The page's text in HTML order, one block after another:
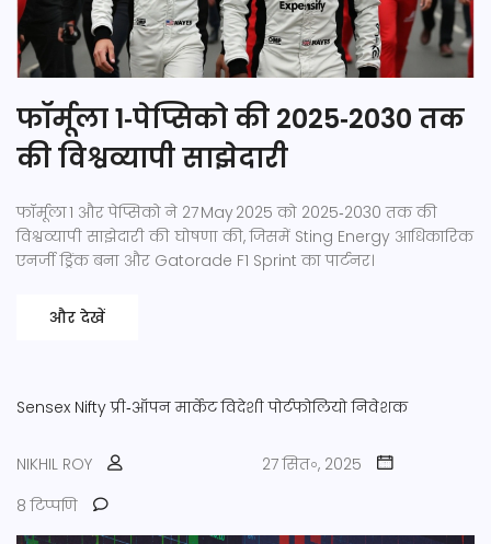
फॉर्मूला 1‑पेप्सिको की 2025‑2030 तक
की विश्वव्यापी साझेदारी
फॉर्मूला 1 और पेप्सिको ने 27 May 2025 को 2025‑2030 तक की
विश्वव्यापी साझेदारी की घोषणा की, जिसमें Sting Energy आधिकारिक
एनर्जी ड्रिंक बना और Gatorade F1 Sprint का पार्टनर।
और देखें
Sensex Nifty प्री‑ऑपन मार्केट विदेशी पोर्टफोलियो निवेशक
NIKHIL ROY
27 सित॰, 2025
8 टिप्पणि